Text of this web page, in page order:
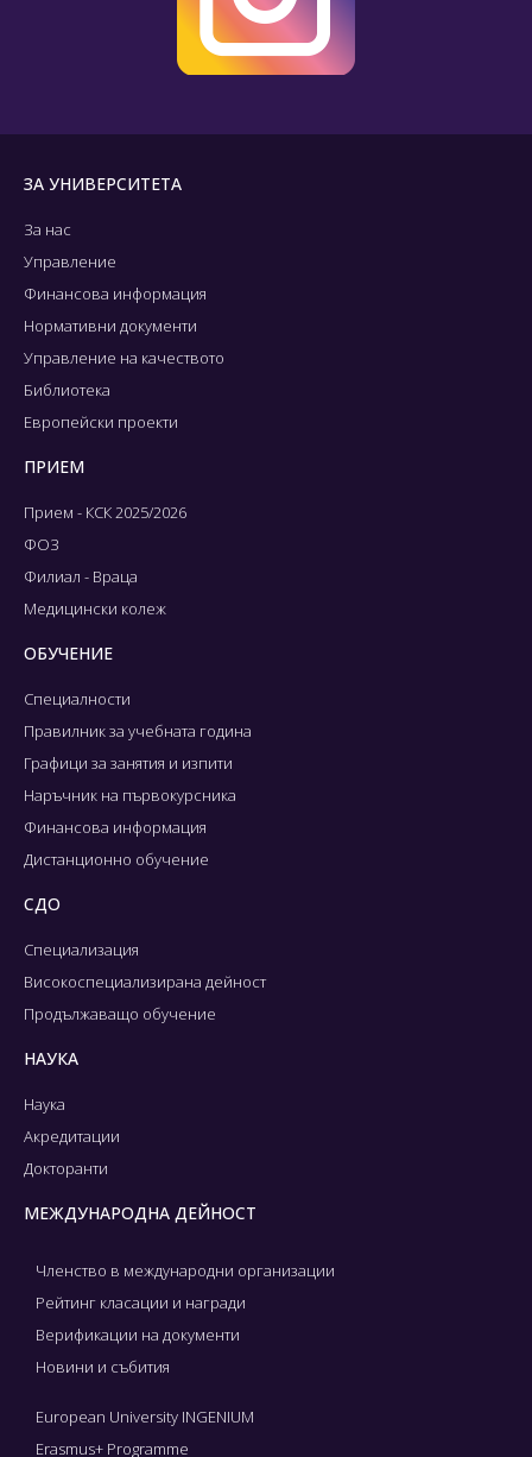
ЗА УНИВЕРСИТЕТА
За нас
Управление
Финансова информация
Нормативни документи
Управление на качеството
Библиотека
Европейски проекти
ПРИЕМ
Прием - КСК 2025/2026
ФОЗ
Филиал - Враца
Медицински колеж
ОБУЧЕНИЕ
Специалности
Правилник за учебната година
Графици за занятия и изпити
Наръчник на първокурсника
Финансова информация
Дистанционно обучение
СДО
Специализация
Високоспециализирана дейност
Продължаващо обучение
НАУКА
Наука
Акредитации
Докторанти
МЕЖДУНАРОДНА ДЕЙНОСТ
Членство в международни организации
Рейтинг класации и награди
Верификации на документи
Новини и събития
European University INGENIUM
Erasmus+ Programme